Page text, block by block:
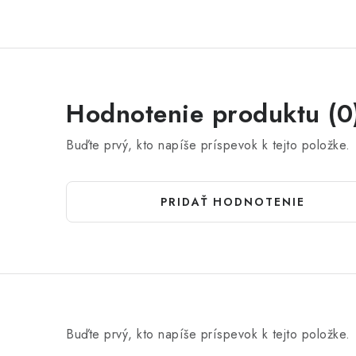
Hodnotenie produktu
Buďte prvý, kto napíše príspevok k tejto položke.
PRIDAŤ HODNOTENIE
Buďte prvý, kto napíše príspevok k tejto položke.